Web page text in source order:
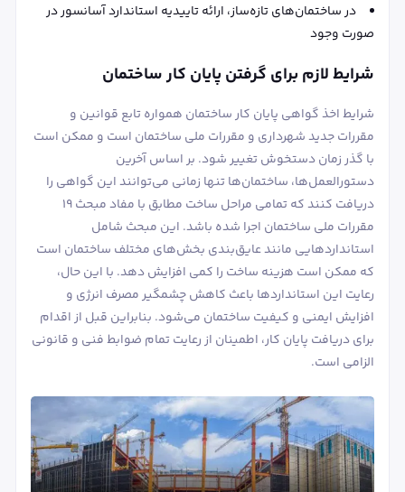
در ساختمان‌های تازه‌ساز، ارائه تاییدیه استاندارد آسانسور در
صورت وجود
شرایط لازم برای گرفتن پایان کار ساختمان
شرایط اخذ گواهی پایان کار ساختمان همواره تابع قوانین و
مقررات جدید شهرداری و مقررات ملی ساختمان است و ممکن است
با گذر زمان دستخوش تغییر شود. بر اساس آخرین
دستورالعمل‌ها، ساختمان‌ها تنها زمانی می‌توانند این گواهی را
دریافت کنند که تمامی مراحل ساخت مطابق با مفاد مبحث ۱۹
مقررات ملی ساختمان اجرا شده باشد. این مبحث شامل
استانداردهایی مانند عایق‌بندی بخش‌های مختلف ساختمان است
که ممکن است هزینه ساخت را کمی افزایش دهد. با این حال،
رعایت این استانداردها باعث کاهش چشمگیر مصرف انرژی و
افزایش ایمنی و کیفیت ساختمان می‌شود. بنابراین قبل از اقدام
برای دریافت پایان کار، اطمینان از رعایت تمام ضوابط فنی و قانونی
الزامی است.